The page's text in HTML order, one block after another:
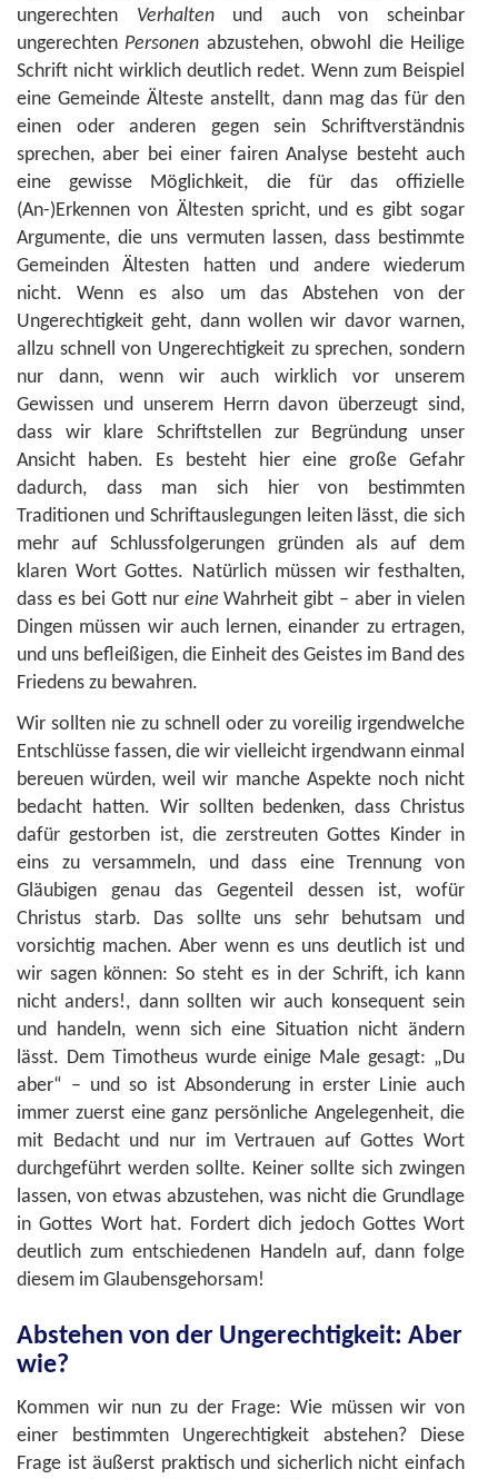
ungerechten Verhaltenund auch von scheinbar
ungerechten Personen abzustehen, obwohl die Heilige
Schrift nicht wirklich deutlich redet. Wenn zum Beispiel
eine Gemeinde Älteste anstellt, dann mag das für den
einen oder anderen gegen sein Schriftverständnis
sprechen, aber bei einer fairen Analyse besteht auch
eine gewisse Möglichkeit, die für das offizielle
(An-)Erkennen von Ältesten spricht, und es gibt sogar
Argumente, die uns vermuten lassen, dass bestimmte
Gemeinden Ältesten hatten und andere wiederum
nicht. Wenn es also um das Abstehen von der
Ungerechtigkeit geht, dann wollen wir davor warnen,
allzu schnell von Ungerechtigkeit zu sprechen, sondern
nur dann, wenn wir auch wirklich vor unserem
Gewissen und unserem Herrn davon überzeugt sind,
dass wir klare Schriftstellen zur Begründung unser
Ansicht haben. Es besteht hier eine große Gefahr
dadurch, dass man sich hier von bestimmten
Traditionen und Schriftauslegungen leiten lässt, die sich
mehr auf Schlussfolgerungen gründen als auf dem
klaren Wort Gottes. Natürlich müssen wir festhalten,
dass es bei Gott nur eine Wahrheit gibt – aber in vielen
Dingen müssen wir auch lernen, einander zu ertragen,
und uns befleißigen, die Einheit des Geistes im Band des
Friedens zu bewahren.
Wir sollten nie zu schnell oder zu voreilig irgendwelche
Entschlüsse fassen, die wir vielleicht irgendwann einmal
bereuen würden, weil wir manche Aspekte noch nicht
bedacht hatten. Wir sollten bedenken, dass Christus
dafür gestorben ist, die zerstreuten Gottes Kinder in
eins zu versammeln, und dass eine Trennung von
Gläubigen genau das Gegenteil dessen ist, wofür
Christus starb. Das sollte uns sehr behutsam und
vorsichtig machen. Aber wenn es uns deutlich ist und
wir sagen können: So steht es in der Schrift, ich kann
nicht anders!, dann sollten wir auch konsequent sein
und handeln, wenn sich eine Situation nicht ändern
lässt. Dem Timotheus wurde einige Male gesagt: „Du
aber“ – und so ist Absonderung in erster Linie auch
immer zuerst eine ganz persönliche Angelegenheit, die
mit Bedacht und nur im Vertrauen auf Gottes Wort
durchgeführt werden sollte. Keiner sollte sich zwingen
lassen, von etwas abzustehen, was nicht die Grundlage
in Gottes Wort hat. Fordert dich jedoch Gottes Wort
deutlich zum entschiedenen Handeln auf, dann folge
diesem im Glaubensgehorsam!
Abstehen von der Ungerechtigkeit: Aber
wie?
Kommen wir nun zu der Frage: Wie müssen wir von
einer bestimmten Ungerechtigkeit abstehen? Diese
Frage ist äußerst praktisch und sicherlich nicht einfach